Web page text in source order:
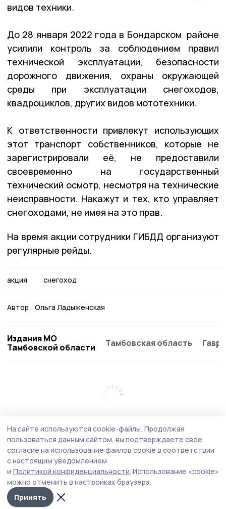
видов техники.
До 28 января 2022 года в Бондарском районе
усилили контроль за соблюдением правил
технической эксплуатации, безопасности
дорожного движения, охраны окружающей
среды при эксплуатации снегоходов,
квадроциклов, других видов мототехники.
К ответственности привлекут использующих
этот транспорт собственников, которые не
зарегистрировали её, не предоставили
своевременно на государственный
технический осмотр, несмотря на технические
неисправности. Накажут и тех, кто управляет
снегоходами, не имея на это прав.
На время акции сотрудники ГИБДД организуют
регулярные рейды.
акция снегоход
Автор: Ольга Ладыженская
Издания МО
Тамбовской области
Тамбовская область
На сайте используются cookie-файлы. Продолжая
пользоваться данным сайтом, вы подтверждаете свое
согласие на использование файлов cookie в соответствии
с настоящим уведомлением
и Политикой конфиденциальности. Использование «cookie»
можно отменить в настройках браузера.
Принять